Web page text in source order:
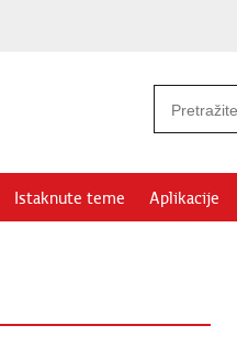
Istaknute teme Aplikacije